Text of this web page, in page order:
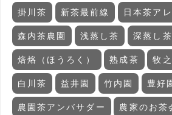
掛川茶 新茶最前線 日本茶ア
森内茶農園 浅蒸し茶 深蒸し茶
焙烙（ほうろく） 熟成茶 牧
白川茶 益井園 竹内園 豊好
農園茶アンバサダー 農家のお茶